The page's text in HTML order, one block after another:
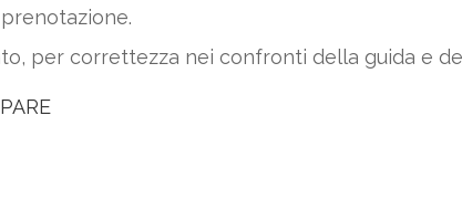
per correttezza nei confronti della guida e